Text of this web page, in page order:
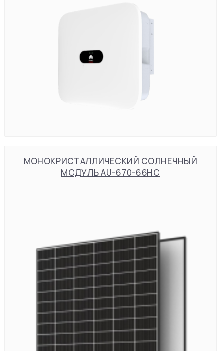
МОНОКРИСТАЛЛИЧЕСКИЙ СОЛНЕЧНЫЙ
МОДУЛЬ AU-670-66HC